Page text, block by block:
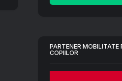
PARTENER MOBILITATE
COPIILOR